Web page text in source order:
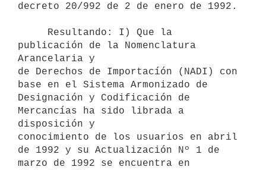
decreto 20/992 de 2 de enero de 1992.
publicación de la Nomenclatura
Arancelaria y
de Derechos de Importacíón (NADI) con
base en el Sistema Armonizado de
Designación y Codificación de
Mercancías ha sido librada a
disposición y
conocimiento de los usuarios en abril
de 1992 y su Actualización Nº 1 de
marzo de 1992 se encuentra en